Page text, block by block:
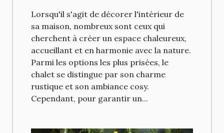
Lorsqu'il s'agit de décorer l'intérieur de
sa maison, nombreux sont ceux qui
cherchent à créer un espace chaleureux,
accueillant et en harmonie avec la nature.
Parmi les options les plus prisées, le
chalet se distingue par son charme
rustique et son ambiance cosy.
Cependant, pour garantir un...